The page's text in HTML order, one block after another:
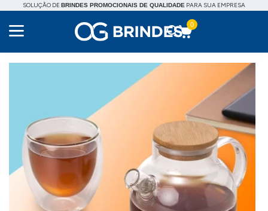
SOLUÇÃO DEBRINDES PROMOCIONAIS DE QUALIDADE PARA SUA EMPRESA
0